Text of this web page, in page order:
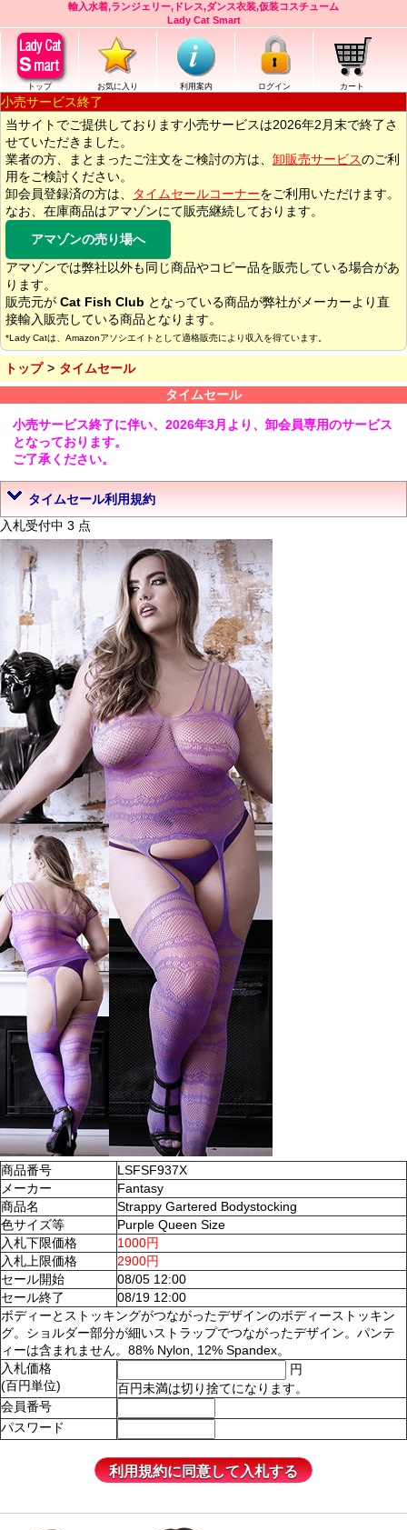
輸入水着,ランジェリー,ドレス,ダンス衣装,仮装コスチューム
Lady Cat Smart
トップ お気に入り 利用案内 ログイン カート
小売サービス終了
当サイトでご提供しております小売サービスは2026年2月末で終了さ
せていただきました。
業者の方、まとまったご注文をご検討の方は、 卸販売サービスのご利
用をご検討ください。
卸会員登録済の方は、
タイムセールコーナーをご利用いただけます。
なお、在庫商品はアマゾンにて販売継続しております。
アマゾンの売り場へ
アマゾンでは弊社以外も同じ商品やコピー品を販売している場合があ
ります。
販売元が Cat Fish Club となっている商品が弊社がメーカーより直
接輸入販売している商品となります。
*Lady Catは、Amazonアソシエイトとして適格販売により収入を得ています。
トップ
タイムセール
タイムセール
小売サービス終了に伴い、2026年3月より、卸会員専用のサービス
となっております。
ご了承ください。
タイムセール利用規約
入札受付中 3 点
商品番号
LSFSF937X
メーカー
Fantasy
商品名
Strappy Gartered Bodystocking
色サイズ等
Purple Queen Size
入札下限価格
1000円
入札上限価格
2900円
セール開始
08/05 12:00
セール終了
08/19 12:00
ボディーとストッキングがつながったデザインのボディーストッキン
グ。ショルダー部分が細いストラップでつながったデザイン。パンテ
ィーは含まれません。88% Nylon, 12% Spandex。
入札価格
(百円単位)
円
百円未満は切り捨てになります。
会員番号
パスワード